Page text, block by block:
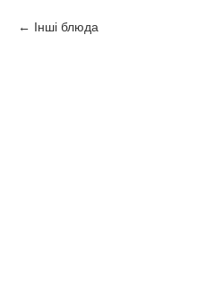
Інші блюда